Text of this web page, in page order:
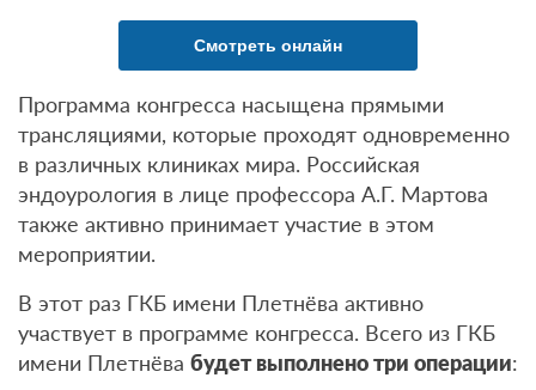
Смотреть онлайн
Программа конгресса насыщена прямыми
трансляциями, которые проходят одновременно
в различных клиниках мира. Российская
эндоурология в лице профессора А.Г. Мартова
также активно принимает участие в этом
мероприятии.
В этот раз ГКБ имени Плетнёва активно
участвует в программе конгресса. Всего из ГКБ
имени Плетнёва будет выполнено три операции: